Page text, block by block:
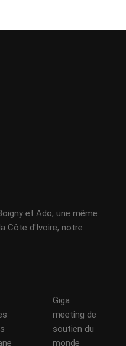
et Ado, une même
Côte d'Ivoire, notre
Giga
meeting de
soutien du
monde